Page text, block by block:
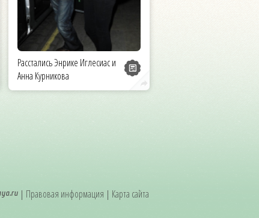
Расстались Энрике Иглесиас и
Анна Курникова
| Правовая информация | Карта сайта